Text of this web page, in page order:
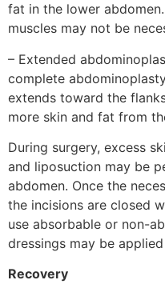
fat in the lower
muscles may not be
– Extended
complete
extends toward the
more skin and fat from
During surgery, excess
and liposuction may be
abdomen. Once the
the incisions are closed
use absorbable or non-
dressings may be
Recovery